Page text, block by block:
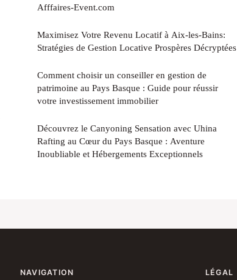
Afffaires-Event.com
Maximisez Votre Revenu Locatif à Aix-les-Bains:
Stratégies de Gestion Locative Prospères Décryptées
Comment choisir un conseiller en gestion de
patrimoine au Pays Basque : Guide pour réussir
votre investissement immobilier
Découvrez le Canyoning Sensation avec Uhina
Rafting au Cœur du Pays Basque : Aventure
Inoubliable et Hébergements Exceptionnels
NAVIGATION LÉGAL